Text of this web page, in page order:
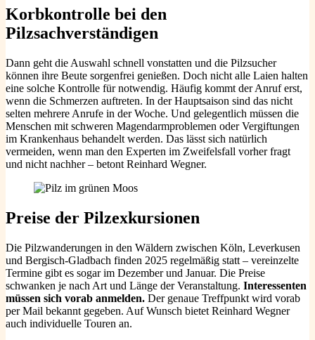
Korbkontrolle bei den
Pilzsachverständigen
Dann geht die Auswahl schnell vonstatten und die Pilzsucher
können ihre Beute sorgenfrei genießen. Doch nicht alle Laien halten
eine solche Kontrolle für notwendig. Häufig kommt der Anruf erst,
wenn die Schmerzen auftreten. In der Hauptsaison sind das nicht
selten mehrere Anrufe in der Woche. Und gelegentlich müssen die
Menschen mit schweren Magendarmproblemen oder Vergiftungen
im Krankenhaus behandelt werden. Das lässt sich natürlich
vermeiden, wenn man den Experten im Zweifelsfall vorher fragt
und nicht nachher – betont Reinhard Wegner.
Preise der Pilzexkursionen
Die Pilzwanderungen in den Wäldern zwischen Köln, Leverkusen
und Bergisch-Gladbach finden 2025 regelmäßig statt – vereinzelte
Termine gibt es sogar im Dezember und Januar. Die Preise
schwanken je nach Art und Länge der Veranstaltung. Interessenten
müssen sich vorab anmelden. Der genaue Treffpunkt wird vorab
per Mail bekannt gegeben. Auf Wunsch bietet Reinhard Wegner
auch individuelle Touren an.